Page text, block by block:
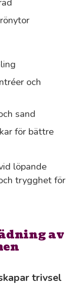
och
sand
för bättre
löpande
trygghet för
av
trivsel